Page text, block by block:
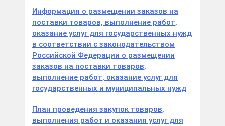
Информация о размещении заказов на
поставки товаров, выполнение работ,
оказание услуг для государственных нужд
в соответствии с законодательством
Российской Федерации о размещении
заказов на поставки товаров,
выполнение работ, оказание услуг для
государственных и муниципальных нужд
План проведения закупок товаров,
выполнения работ и оказания услуг для